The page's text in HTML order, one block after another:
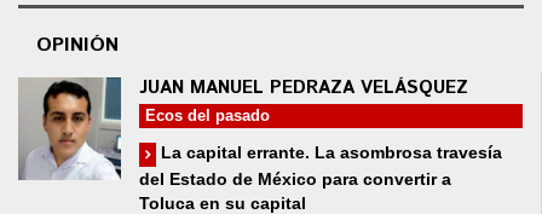
OPINIÓN
JUAN MANUEL PEDRAZA VELÁSQUEZ
Ecos del pasado
La capital errante. La asombrosa travesía
del Estado de México para convertir a
Toluca en su capital